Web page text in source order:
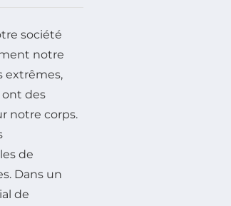
société
notre
extrêmes,
ont des
notre corps.
de
Dans un
de